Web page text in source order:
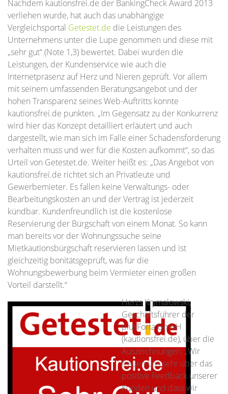
Nachdem kautionsfrei.de der BankingCheck Award 2013
verliehen wurde, hat auch das unabhängige
Vergleichsportal Getestet.de die Leistungen des
Unternehmens unter die Lupe genommen und diese mit
„sehr gut“ (Note 1,3) bewertet. Dabei wurden die
Leistungen, der Kundenservice wie auch die
Internetpräsenz auf Herz und Nieren geprüft. Vor allem
mit seinem umfassenden Beratungsangebot und der
hohen Transparenz seines Web-Auftritts konnte
kautionsfrei.de punkten. „Im Gegensatz zu der Konkurrenz
wird hier das Konzept detailliert erläutert und auch
dargestellt, wie man sich im Falle einer Schadensforderung
verhalten muss und wer für die Kosten aufkommt“, so das
Urteil von Getestet.de. Weiter heißt es: „Das Angebot von
kautionsfrei.de richtet sich an Privatleute und
Gewerbemieter. Es fallen keine Verwaltungs- oder
Bearbeitungskosten an und der Vertrag ist jederzeit
kündbar. Kundenfreundlich ist die kostenlose
Reservierung der Bürgschaft von einem Monat. So kann
man bereits vor der Wohnungssuche seine
Mietkautionsbürgschaft reservieren lassen und ist
gleichzeitig bonitätsgeprüft, was für die
Wohnungsbewerbung beim Vermieter einen großen
Vorteil darstellt.“
Herzs Krymalowski,
Geschäftsführer der
plusForta GmbH
(kautionsfrei.de), über die
Auszeichnungen: „Wir
freuen uns sehr über das
positive Feedback unserer
Kunden und dass wir